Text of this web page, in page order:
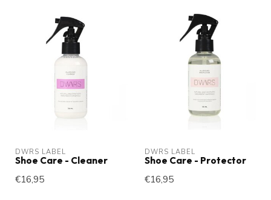
DWRS LABEL
Shoe Care - Cleaner
€16,95
DWRS LABEL
Shoe Care - Protector
€16,95